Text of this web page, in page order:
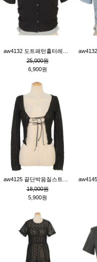
25,000원
6,900원
18,000원
5,900원